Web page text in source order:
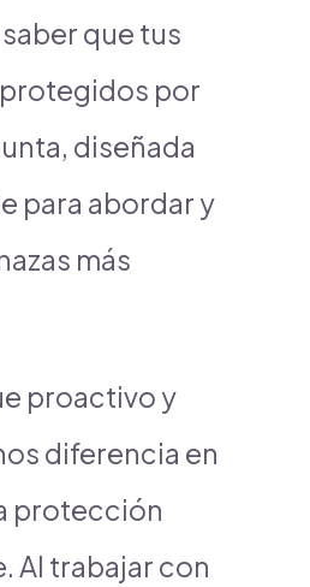
que tus
por
diseñada
para abordar y
más
proactivo y
diferencia en
protección
Al trabajar con